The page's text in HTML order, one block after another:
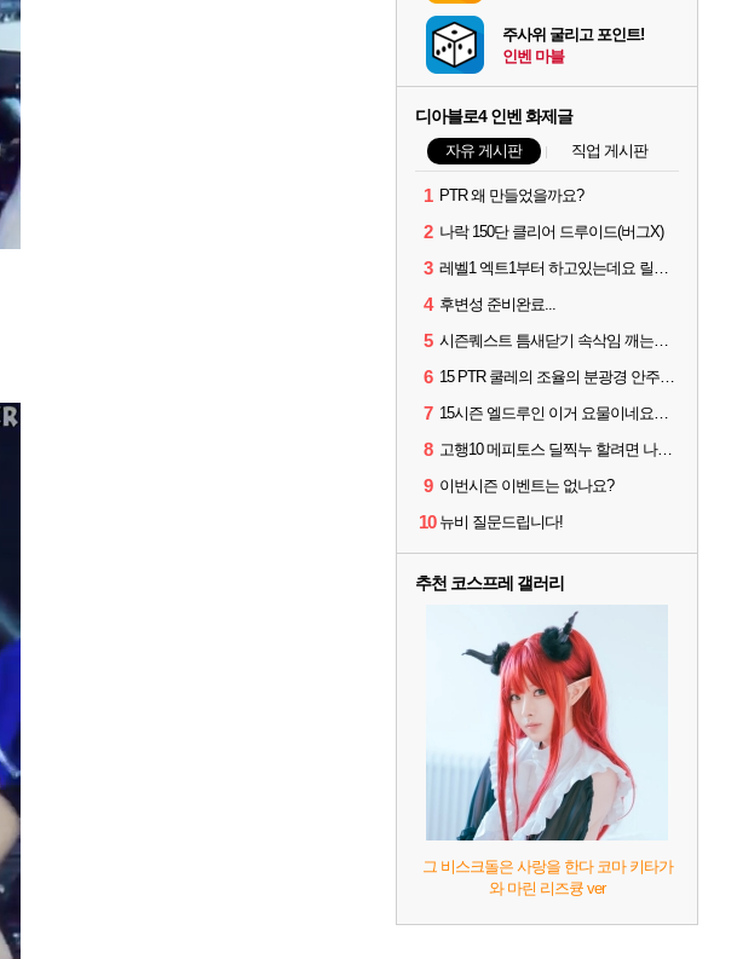
주사위 굴리고 포인트!
인벤 마블
디아블로4 인벤 화제글
자유 게시판 직업 게시판
1 PTR 왜 만들었을까요?
2 나락 150단 클리어 드루이드(버그X)
3 레벨1 엑트1부터 하고있는데요 릴머시기..
4 후변성 준비완료...
5 시즌퀘스트 틈새닫기 속삭임 깨는법이 뭐임? ㅡ.ㅡ
6 15 PTR 쿨레의 조율의 분광경 안주나요?
7 15시즌 엘드루인 이거 요물이네요ㅋㅋㅋㅋㅋㅋ
8 고행10 메피토스 딜찍누 할려면 나락 몇단계 까지 가야하나요?
9 이번시즌 이벤트는 없나요?
10 뉴비 질문드립니다!
추천 코스프레 갤러리
그 비스크돌은 사랑을 한다 코마 키타가
와 마린 리즈큥 ver